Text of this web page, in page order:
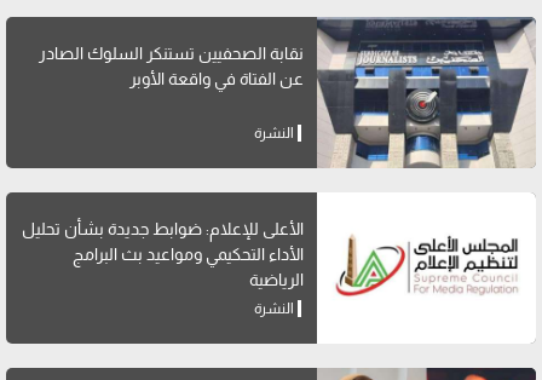
نقابة الصحفيين تستنكر السلوك الصادر
عن الفتاة في واقعة الأوبر
النشرة
الأعلى للإعلام: ضوابط جديدة بشأن تحليل
الأداء التحكيمي ومواعيد بث البرامج
الرياضية
النشرة